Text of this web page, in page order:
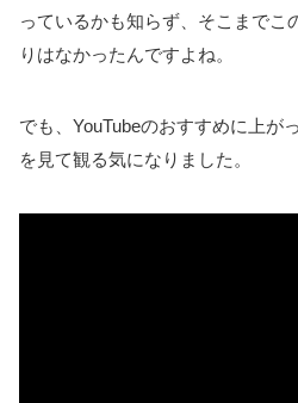
っているかも知らず、そこまでこ
りはなかったんですよね。
でも、YouTubeのおすすめに上が
を見て観る気になりました。